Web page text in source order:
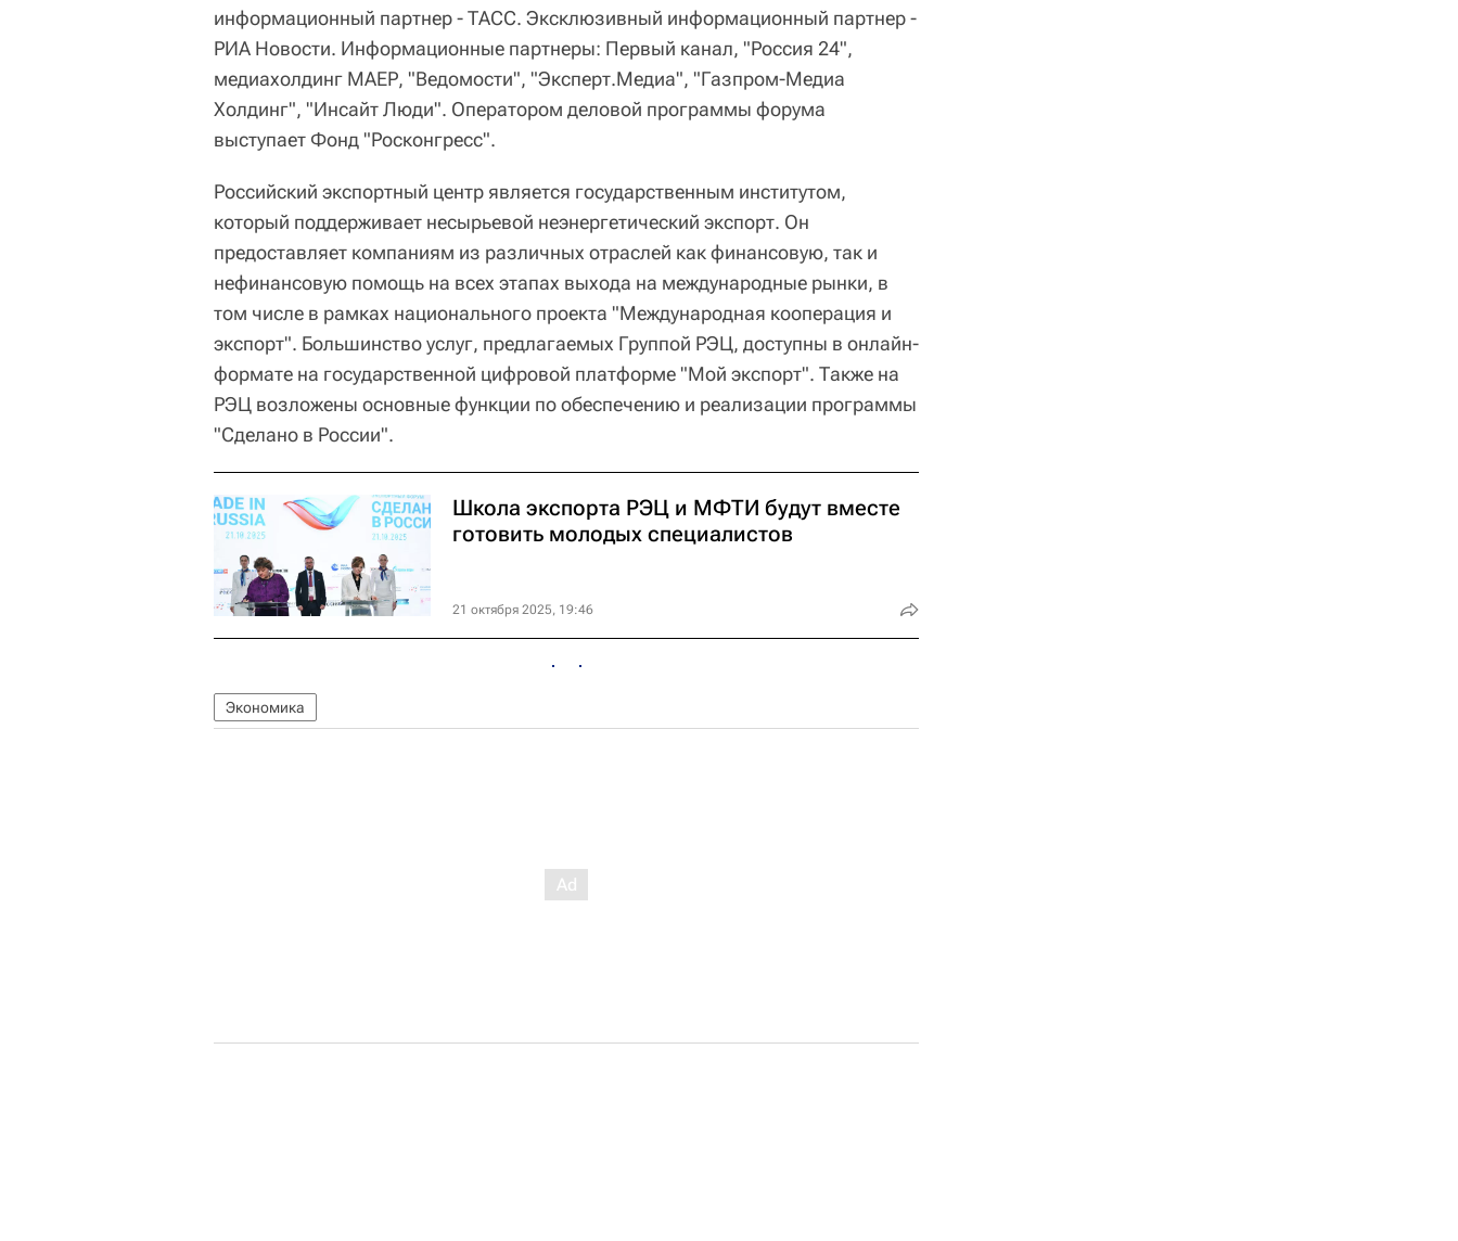
информационный партнер - ТАСС. Эксклюзивный информационный партнер -
РИА Новости. Информационные партнеры: Первый канал, "Россия 24",
медиахолдинг МАЕР, "Ведомости", "Эксперт.Медиа", "Газпром-Медиа
Холдинг", "Инсайт Люди". Оператором деловой программы форума
выступает Фонд "Росконгресс".
Российский экспортный центр является государственным институтом,
который поддерживает несырьевой неэнергетический экспорт. Он
предоставляет компаниям из различных отраслей как финансовую, так и
нефинансовую помощь на всех этапах выхода на международные рынки, в
том числе в рамках национального проекта "Международная кооперация и
экспорт". Большинство услуг, предлагаемых Группой РЭЦ, доступны в онлайн-
формате на государственной цифровой платформе "Мой экспорт". Также на
РЭЦ возложены основные функции по обеспечению и реализации программы
"Сделано в России".
Школа экспорта РЭЦ и МФТИ будут вместе
готовить молодых специалистов
21 октября 2025, 19:46
Экономика